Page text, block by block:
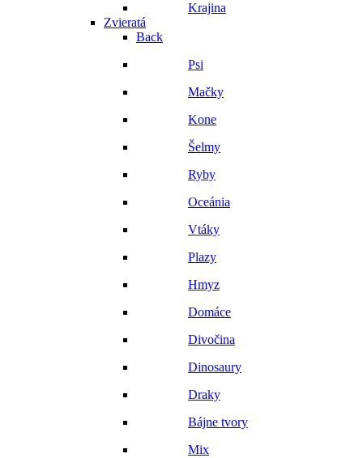
Krajina
Zvieratá
Back
Psi
Mačky
Kone
Šelmy
Ryby
Oceánia
Vtáky
Plazy
Hmyz
Domáce
Divočina
Dinosaury
Draky
Bájne tvory
Mix